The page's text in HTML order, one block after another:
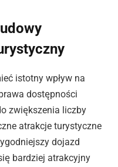
istotny wpływ na
dostępności
zwiększenia liczby
atrakcje turystyczne
dojazd
bardziej atrakcyjny